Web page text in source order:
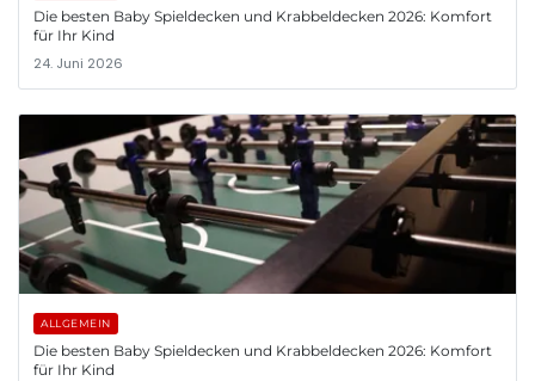
Die besten Baby Spieldecken und Krabbeldecken 2026: Komfort
für Ihr Kind
24. Juni 2026
ALLGEMEIN
Die besten Baby Spieldecken und Krabbeldecken 2026: Komfort
für Ihr Kind